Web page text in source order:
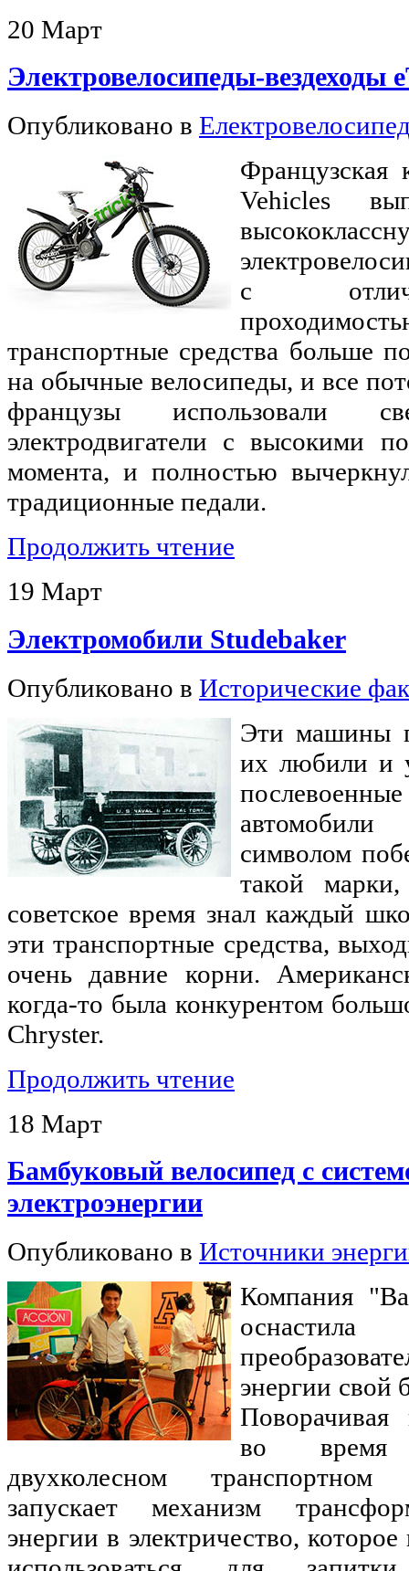
20 Март
Электровелосипеды-вездеходы
Опубликовано в
Французская
Vehicles
с
транспортные средства больше
на обычные велосипеды, и все
французы использовали
электродвигатели с высокими
момента, и полностью
традиционные педали.
Продолжить чтение
19 Март
Электромобили Studebaker
Опубликовано в Исторические
Эти машины
их любили и
символом
такой
советское время знал каждый
эти транспортные средства,
очень давние корни.
когда-то была конкурентом
Сhryster.
Продолжить чтение
18 Март
Бамбуковый велосипед с
электроэнергии
Опубликовано в Источники
Компания
энергии свой
Поворачивая
во время
двухколесном транспортном
запускает механизм
энергии в электричество,